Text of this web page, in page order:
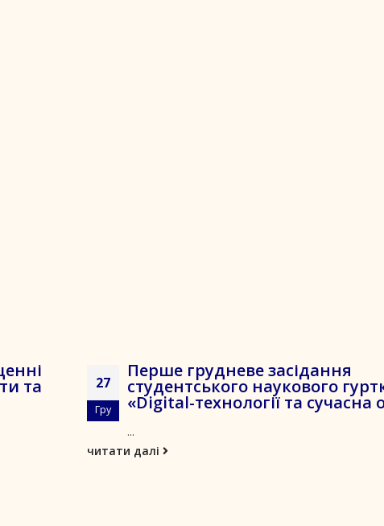
та 27
Гру
Перше грудневе засідання
студентського наукового
«Digital-технології та сучасна
...
читати далі